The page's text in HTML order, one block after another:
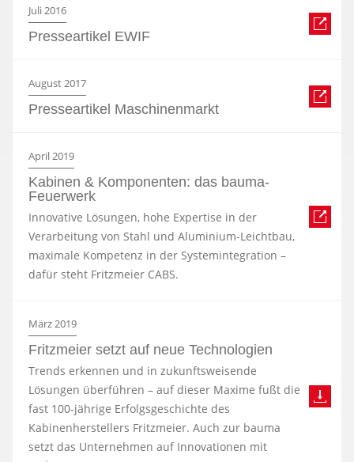
Juli 2016
Presseartikel EWIF
August 2017
Presseartikel Maschinenmarkt
April 2019
Kabinen & Komponenten: das bauma-
Feuerwerk
Innovative Lösungen, hohe Expertise in der
Verarbeitung von Stahl und Aluminium-Leichtbau,
maximale Kompetenz in der Systemintegration –
dafür steht Fritzmeier CABS.
März 2019
Fritzmeier setzt auf neue Technologien
Trends erkennen und in zukunftsweisende
Lösungen überführen – auf dieser Maxime fußt die
fast 100-jährige Erfolgsgeschichte des
Kabinenherstellers Fritzmeier. Auch zur bauma
setzt das Unternehmen auf Innovationen mit